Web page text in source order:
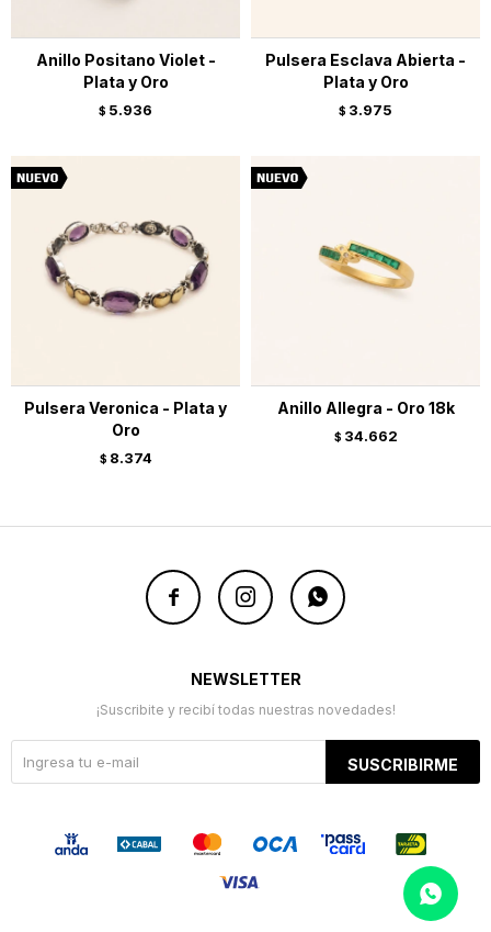
Anillo Positano Violet -
Plata y Oro
$ 5.936
Pulsera Esclava Abierta -
Plata y Oro
$ 3.975
Pulsera Veronica - Plata y
Oro
$ 8.374
Anillo Allegra - Oro 18k
$ 34.662
  
NEWSLETTER
¡Suscribite y recibí todas nuestras novedades!
SUSCRIBIRME